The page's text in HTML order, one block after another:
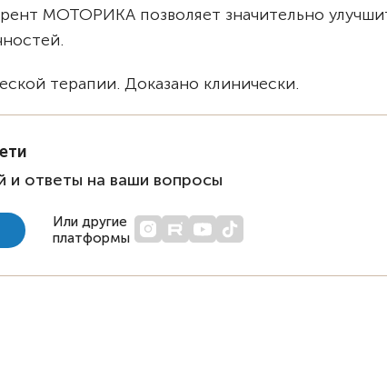
МОТОРИКА позволяет значительно
терапии. Доказано клинически.
ответы на ваши вопросы
Или другие
платформы